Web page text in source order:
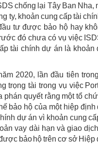
chống lại Tây Ban Nha,
ty, khoản cung cấp tài
tư được bảo hộ hay
đó chưa có vụ việc
tài chính dự án là
2020, lần đầu tiên
trọng tài trong vụ việc
phán quyết rằng một tổ
bảo hộ của một hiệp
dự án vì khoản cung
vay dài hạn và giao
bảo hộ trên cơ sở Hiệp